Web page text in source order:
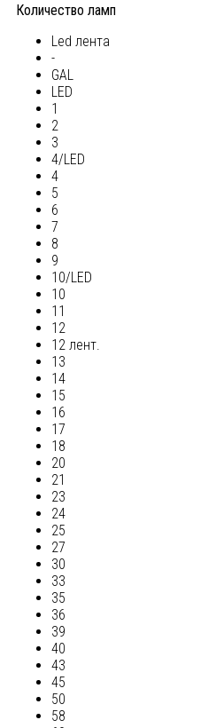
Количество ламп
Led лента
-
GAL
LED
1
2
3
4/LED
4
5
6
7
8
9
10/LED
10
11
12
12 лент.
13
14
15
16
17
18
20
21
23
24
25
27
30
33
35
36
39
40
43
45
50
58